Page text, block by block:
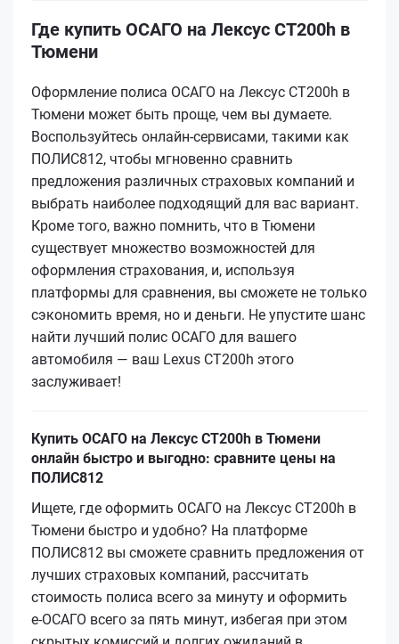
Где купить ОСАГО на Лексус CT200h в
Тюмени
Оформление полиса ОСАГО на Лексус CT200h в
Тюмени может быть проще, чем вы думаете.
Воспользуйтесь онлайн-сервисами, такими как
ПОЛИС812, чтобы мгновенно сравнить
предложения различных страховых компаний и
выбрать наиболее подходящий для вас вариант.
Кроме того, важно помнить, что в Тюмени
существует множество возможностей для
оформления страхования, и, используя
платформы для сравнения, вы сможете не только
сэкономить время, но и деньги. Не упустите шанс
найти лучший полис ОСАГО для вашего
автомобиля — ваш Lexus CT200h этого
заслуживает!
Купить ОСАГО на Лексус CT200h в Тюмени
онлайн быстро и выгодно: сравните цены на
ПОЛИС812
Ищете, где оформить ОСАГО на Лексус CT200h в
Тюмени быстро и удобно? На платформе
ПОЛИС812 вы сможете сравнить предложения от
лучших страховых компаний, рассчитать
стоимость полиса всего за минуту и оформить
е‑ОСАГО всего за пять минут, избегая при этом